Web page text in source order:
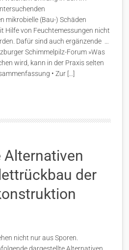
mikrobielle (Bau-) Schäden
Hilfe von Feuchtemessungen nicht
Dafür sind auch ergänzende …
Schimmelpilz-Forum »Was
wird, kann in der Praxis selten
• Zur […]
Alternativen
der
nicht nur aus Sporen.